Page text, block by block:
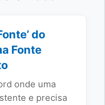
do
Fonte
onde uma
e precisa